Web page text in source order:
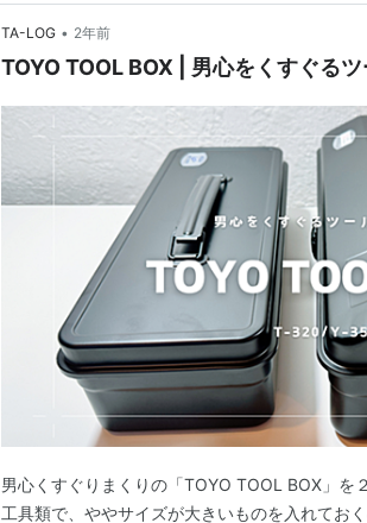
TA-LOG • 2年前
TOYO TOOL BOX | 男心をくすぐる
男心くすぐりまくりの「TOYO TOOL BOX」を
工具類で、ややサイズが大きいものを入れてお